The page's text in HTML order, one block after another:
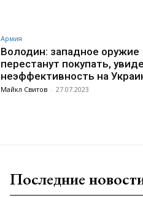
Армия
Володин: западное оружие
перестанут покупать,
неэффективность на
Майкл Свитов - 27.07.2023
Последние